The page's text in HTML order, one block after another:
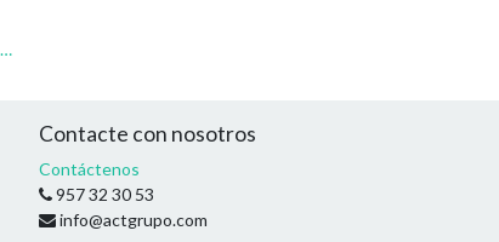
FRATASA PORO GRUESO COLOTOOL 280X140 MM
Contacte con nosotros
Contáctenos
957 32 30 53
info@actgrupo.com